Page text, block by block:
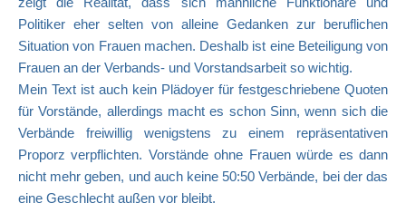
Politiker eher selten von alleine Gedanken zur beruflichen
Situation von Frauen machen. Deshalb ist eine Beteiligung von
Frauen an der Verbands- und Vorstandsarbeit so wichtig.
Mein Text ist auch kein Plädoyer für festgeschriebene Quoten
für Vorstände, allerdings macht es schon Sinn, wenn sich die
Verbände freiwillig wenigstens zu einem repräsentativen
Proporz verpflichten. Vorstände ohne Frauen würde es dann
nicht mehr geben, und auch keine 50:50 Verbände, bei der das
eine Geschlecht außen vor bleibt.